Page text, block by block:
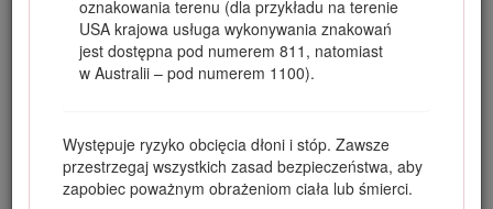
oznakowania terenu (dla przykładu na terenie
USA krajowa usługa wykonywania znakowań
jest dostępna pod numerem 811, natomiast
w Australii – pod numerem 1100).
Występuje ryzyko obcięcia dłoni i stóp. Zawsze
przestrzegaj wszystkich zasad bezpieczeństwa, aby
zapobiec poważnym obrażeniom ciała lub śmierci.
użytkowniku.
Odwiedź www.Toro.com w kwestiach dotyczących
materiałów szkoleniowych z zakresu bezpieczeństwa oraz
eksploatacji produktu, informacji na temat akcesoriów,
Aby skorzystać z serwisu, zakupić oryginalne części Toro lub
uzyskać dodatkowe informacje, należy skontaktować się